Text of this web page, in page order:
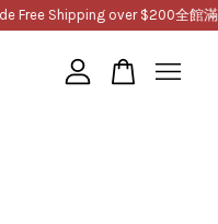
Free Shipping over $200全館滿